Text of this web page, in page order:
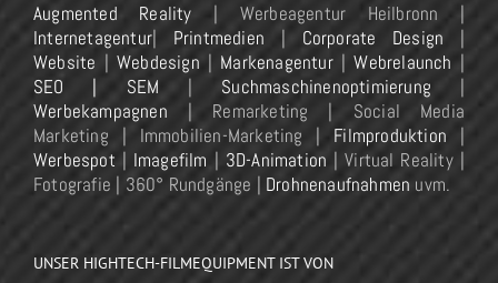
Augmented Reality | Werbeagentur Heilbronn |
Internetagentur| Printmedien | Corporate Design |
Website | Webdesign | Markenagentur|Webrelaunch |
SEO | SEM | Suchmaschinenoptimierung |
Werbekampagnen | Remarketing | Social Media
Marketing | Immobilien-Marketing | Filmproduktion |
Werbespot | Imagefilm | 3D-Animation | Virtual Reality |
Fotografie | 360° Rundgänge | Drohnenaufnahmen uvm.
UNSER HIGHTECH-FILMEQUIPMENT IST VON